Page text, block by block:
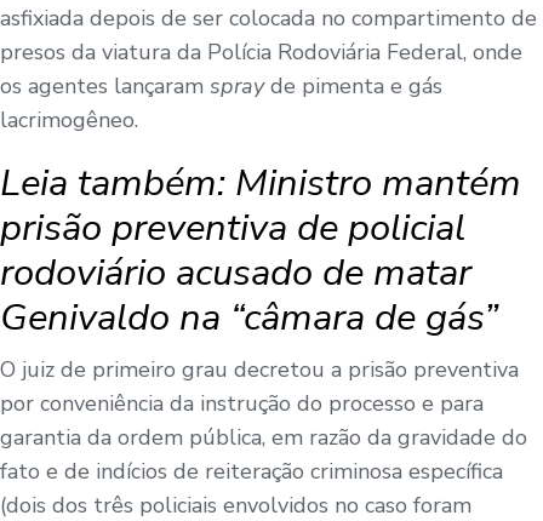
asfixiada depois de ser colocada no compartimento de
presos da viatura da Polícia Rodoviária Federal, onde
os agentes lançaram sprayde pimenta e gás
lacrimogêneo.
Leia também: Ministro mantém
prisão preventiva de policial
rodoviário acusado de matar
Genivaldo na “câmara de gás”
O juiz de primeiro grau decretou a prisão preventiva
por conveniência da instrução do processo e para
garantia da ordem pública, em razão da gravidade do
fato e de indícios de reiteração criminosa específica
(dois dos três policiais envolvidos no caso foram